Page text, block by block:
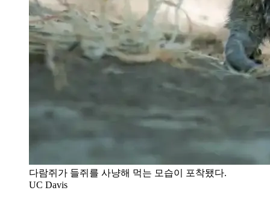
다람쥐가 들쥐를 사냥해 먹는 모습이 포착됐다.
UC Davis